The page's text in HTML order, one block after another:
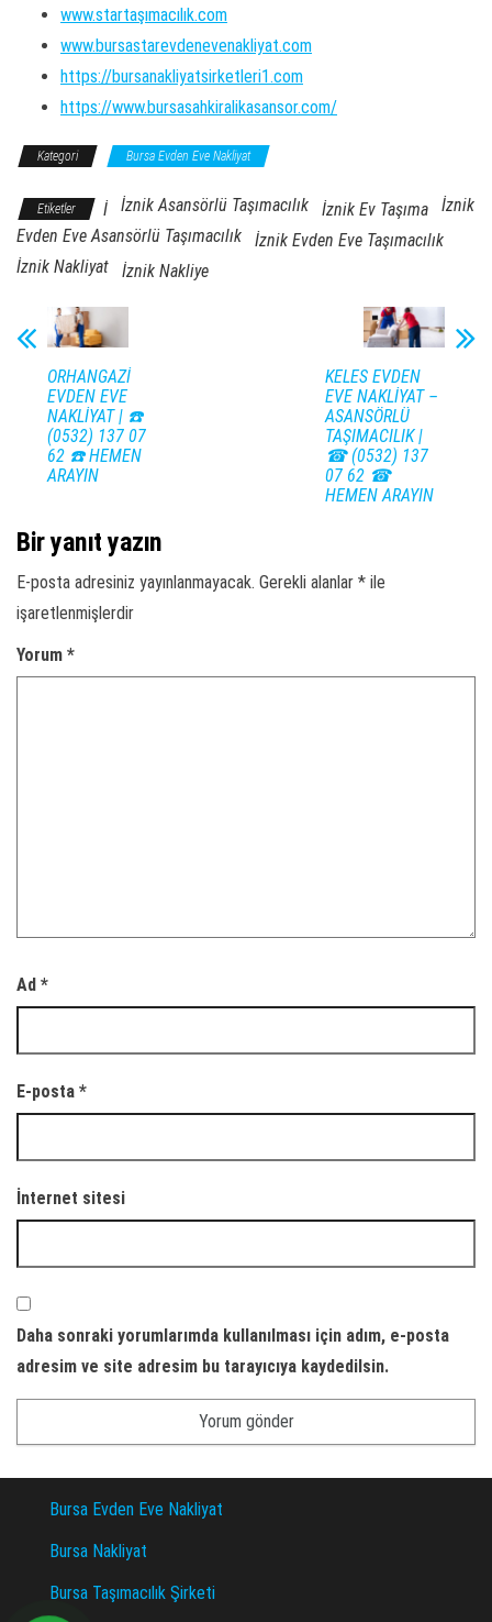
www.startaşımacılık.com
www.bursastarevdenevenakliyat.com
https://bursanakliyatsirketleri1.com
https://www.bursasahkiralikasansor.com/
Kategori Bursa Evden Eve Nakliyat
Etiketler İ İznik Asansörlü Taşımacılık İznik Ev Taşıma
İznik
Evden Eve Asansörlü Taşımacılık
İznik Evden Eve Taşımacılık
İznik Nakliyat
İznik Nakliye
ORHANGAZİ
EVDEN EVE
NAKLİYAT | ☎️
(0532) 137 07
62 ☎️ HEMEN
ARAYIN
KELES EVDEN
EVE NAKLİYAT –
ASANSÖRLÜ
TAŞIMACILIK |
☎ (0532) 137
07 62 ☎
HEMEN ARAYIN
Bir yanıt yazın
E-posta adresiniz yayınlanmayacak. Gerekli alanlar * ile
işaretlenmişlerdir
Yorum *
Ad *
E-posta *
İnternet sitesi
Daha sonraki yorumlarımda kullanılması için adım, e-posta
adresim ve site adresim bu tarayıcıya kaydedilsin.
Bursa Evden Eve Nakliyat
Bursa Nakliyat
Bursa Taşımacılık Şirketi